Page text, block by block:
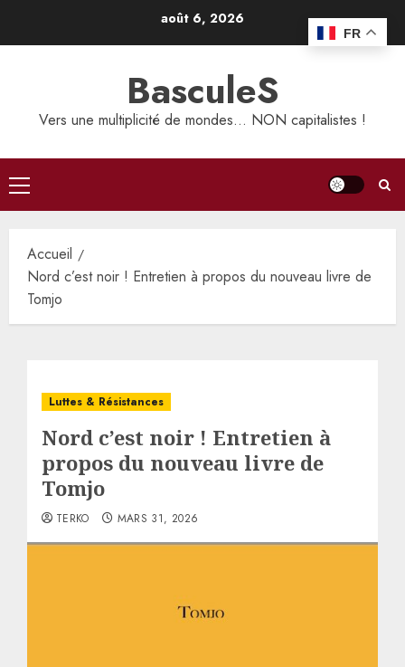
août 6, 2026
BasculeS
Vers une multiplicité de mondes… NON capitalistes !
Menu
principal
Accueil
Nord c’est noir ! Entretien à propos du nouveau livre de
Tomjo
Luttes & Résistances
Nord c’est noir ! Entretien à
propos du nouveau livre de
Tomjo
TERKO MARS 31, 2026
FR